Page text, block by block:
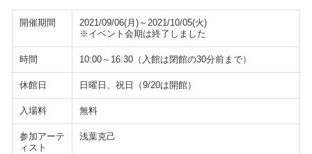
開催期間
2021/09/06(月)～2021/10/05(火)
※イベント会期は終了しました
時間 10:00～16:30（入館は閉館の30分前まで）
休館日 日曜日、祝日（9/20は開館）
入場料 無料
参加アーテ
ィスト
浅葉克己